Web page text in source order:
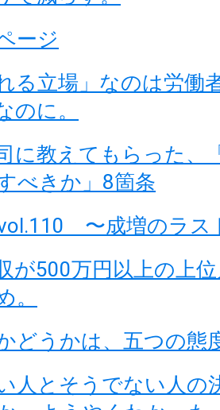
ージ
る立場」なのは労働
のに。
に教えてもらった、
べきか」8箇条
〜成増のラス
が500万円以上の上
。
どうかは、五つの態
人とそうでない人の